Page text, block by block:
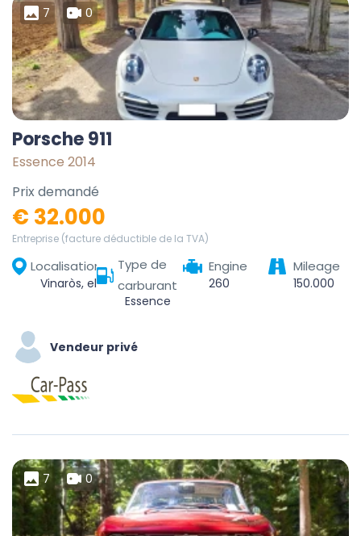
7 0
Porsche 911
Essence 2014
Prix demandé
€ 32.000
Entreprise (facture déductible de la TVA)
Localisation
Vinaròs, el Baix Maestrat, Castelló / Castellón, Valencian Community, 12500, Spain
Type de
carburant
Essence
Engine
260
Mileage
150.000
Vendeur privé
7 0